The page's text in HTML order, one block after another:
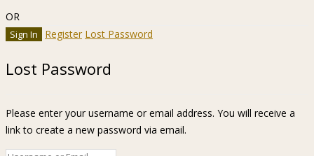
OR
Register Lost Password
Lost Password
Please enter your username or email address. You will receive a
link to create a new password via email.